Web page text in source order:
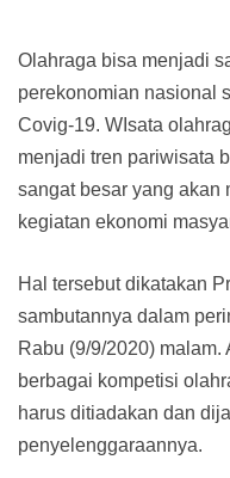
Olahraga bisa menjadi
perekonomian nasional
Covig-19. WIsata
menjadi tren pariwisata
sangat besar yang akan
kegiatan ekonomi
Hal tersebut dikatakan
sambutannya dalam
Rabu (9/9/2020)
berbagai kompetisi
harus ditiadakan dan
penyelenggaraannya.